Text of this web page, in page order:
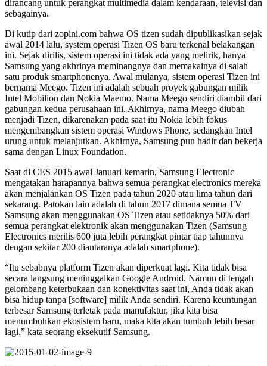
dirancang untuk perangkat multimedia dalam kendaraan, televisi dan
sebagainya.
Di kutip dari zopini.com bahwa OS tizen sudah dipublikasikan sejak
awal 2014 lalu, system operasi Tizen OS baru terkenal belakangan
ini. Sejak dirilis, sistem operasi ini tidak ada yang melirik, hanya
Samsung yang akhrinya meminangnya dan memakainya di salah
satu produk smartphonenya. Awal mulanya, sistem operasi Tizen ini
bernama Meego. Tizen ini adalah sebuah proyek gabungan milik
Intel Mobilion dan Nokia Maemo. Nama Meego sendiri diambil dari
gabungan kedua perusahaan ini. Akhirnya, nama Meego diubah
menjadi Tizen, dikarenakan pada saat itu Nokia lebih fokus
mengembangkan sistem operasi Windows Phone, sedangkan Intel
urung untuk melanjutkan. Akhirnya, Samsung pun hadir dan bekerja
sama dengan Linux Foundation.
Saat di CES 2015 awal Januari kemarin, Samsung Electronic
mengatakan harapannya bahwa semua perangkat electronics mereka
akan menjalankan OS Tizen pada tahun 2020 atau lima tahun dari
sekarang. Patokan lain adalah di tahun 2017 dimana semua TV
Samsung akan menggunakan OS Tizen atau setidaknya 50% dari
semua perangkat elektronik akan menggunakan Tizen (Samsung
Electronics merilis 600 juta lebih perangkat pintar tiap tahunnya
dengan sekitar 200 diantaranya adalah smartphone).
“Itu sebabnya platform Tizen akan diperkuat lagi. Kita tidak bisa
secara langsung meninggalkan Google Android. Namun di tengah
gelombang keterbukaan dan konektivitas saat ini, Anda tidak akan
bisa hidup tanpa [software] milik Anda sendiri. Karena keuntungan
terbesar Samsung terletak pada manufaktur, jika kita bisa
menumbuhkan ekosistem baru, maka kita akan tumbuh lebih besar
lagi,” kata seorang eksekutif Samsung.